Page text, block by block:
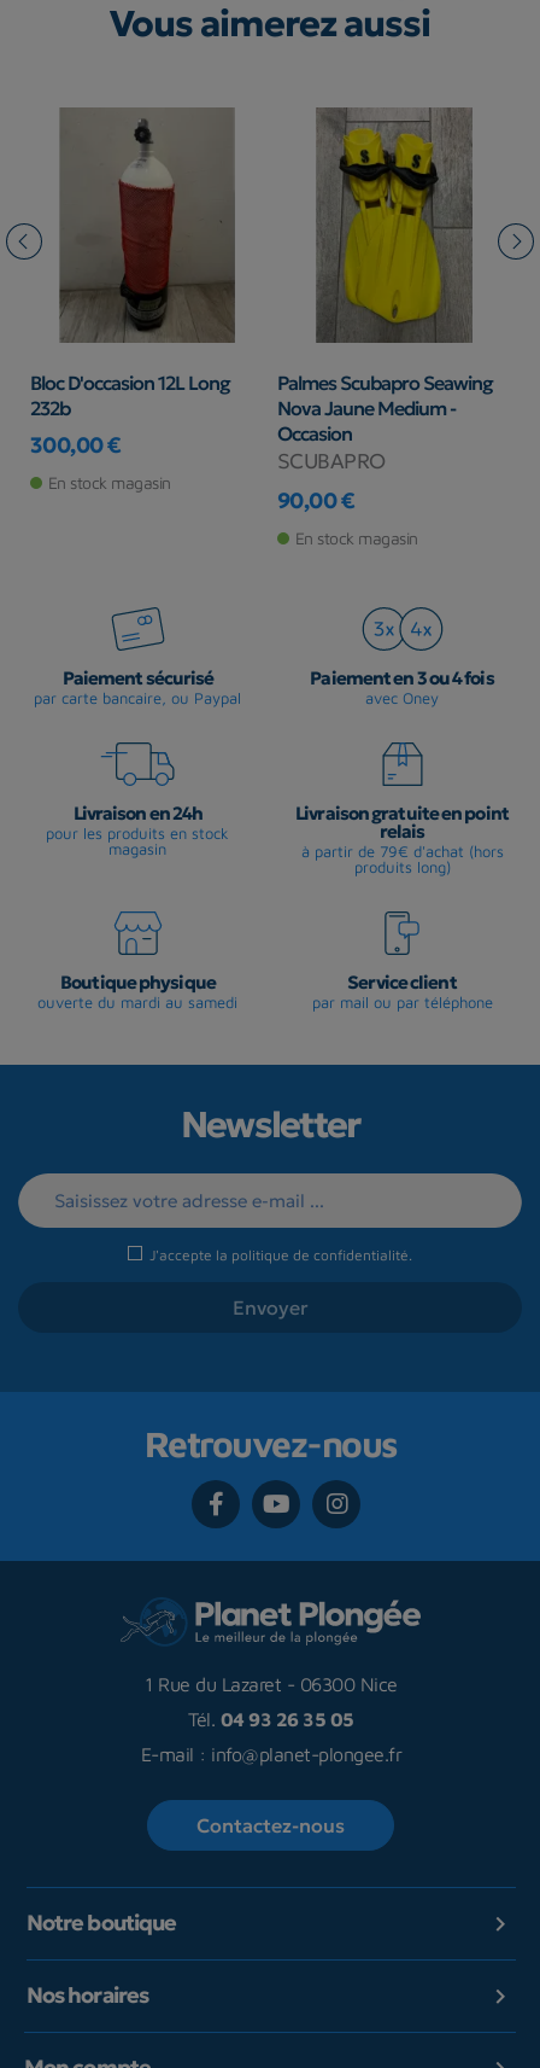
Vous aimerez aussi
Bloc D'occasion 12L Long
232b
Prix
300,00 €
En stock magasin
Palmes Scubapro Seawing
Nova Jaune Medium -
Occasion
SCUBAPRO
Prix
90,00 €
En stock magasin
Paiement sécurisé
par carte bancaire, ou Paypal
Paiement en 3 ou 4 fois
avec Oney
Livraison en 24h
pour les produits en stock
magasin
Livraison gratuite en point
relais
à partir de 79€ d'achat (hors
produits long)
Boutique physique
ouverte du mardi au samedi
Service client
par mail ou par téléphone
Newsletter
J'accepte la politique de confidentialité.
Retrouvez-nous
1 Rue du Lazaret - 06300 Nice
Tél. 04 93 26 35 05
E-mail : info@planet-plongee.fr
Contactez-nous
Notre boutique 
Nos horaires 